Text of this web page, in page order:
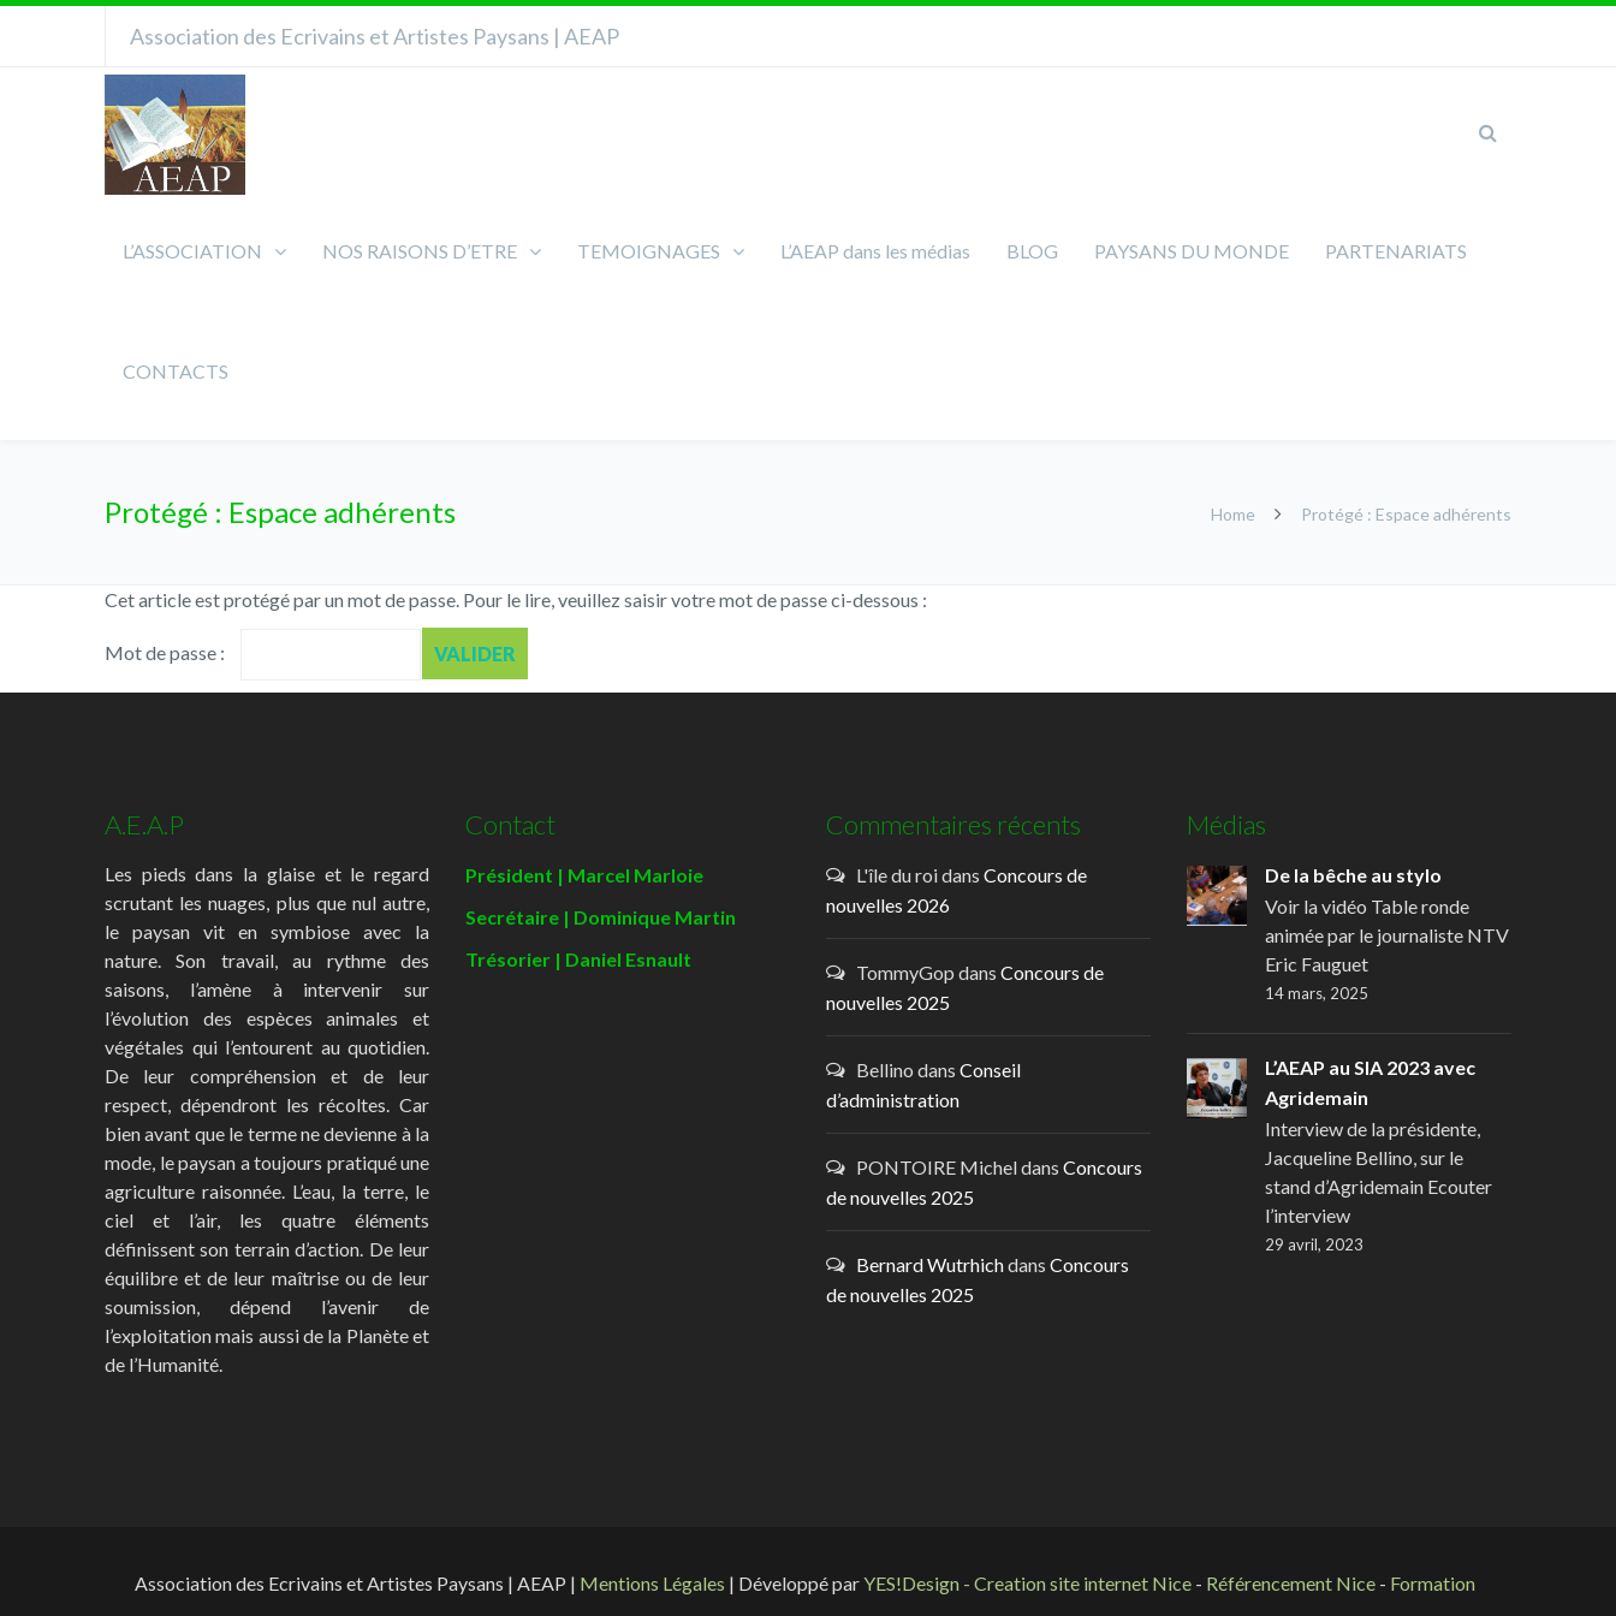
Association des Ecrivains et Artistes Paysans | AEAP
L’ASSOCIATION NOS RAISONS D’ETRE TEMOIGNAGES L’AEAP dans les médias BLOG PAYSANS DU MONDE PARTENARIATS
CONTACTS
Protégé : Espace adhérents Home Protégé : Espace adhérents
Cet article est protégé par un mot de passe. Pour le lire, veuillez saisir votre mot de passe ci-dessous :
Mot de passe :
A.E.A.P
Les pieds dans la glaise et le regard
scrutant les nuages, plus que nul autre,
le paysan vit en symbiose avec la
nature. Son travail, au rythme des
saisons, l’amène à intervenir sur
l’évolution des espèces animales et
végétales qui l’entourent au quotidien.
De leur compréhension et de leur
respect, dépendront les récoltes. Car
bien avant que le terme ne devienne à la
mode, le paysan a toujours pratiqué une
agriculture raisonnée. L’eau, la terre, le
ciel et l’air, les quatre éléments
définissent son terrain d’action. De leur
équilibre et de leur maîtrise ou de leur
soumission, dépend l’avenir de
l’exploitation mais aussi de la Planète et
de l’Humanité.
Contact
Président | Marcel Marloie
Secrétaire | Dominique Martin
Trésorier | Daniel Esnault
Commentaires récents
L'île du roidans Concours de
nouvelles 2026
TommyGop dans Concours de
nouvelles 2025
Bellino dans Conseil
d’administration
PONTOIRE Micheldans Concours
de nouvelles 2025
Bernard Wutrhichdans Concours
de nouvelles 2025
Médias
De la bêche au stylo
Voir la vidéo Table ronde
animée par le journaliste NTV
Eric Fauguet
14 mars, 2025
L’AEAP au SIA 2023 avec
Agridemain
Interview de la présidente,
Jacqueline Bellino, sur le
stand d’Agridemain Ecouter
l’interview
29 avril, 2023
Association des Ecrivains et Artistes Paysans | AEAP | Mentions Légales | Développé parYES!Design - Creation site internet Nice - Référencement Nice - Formation